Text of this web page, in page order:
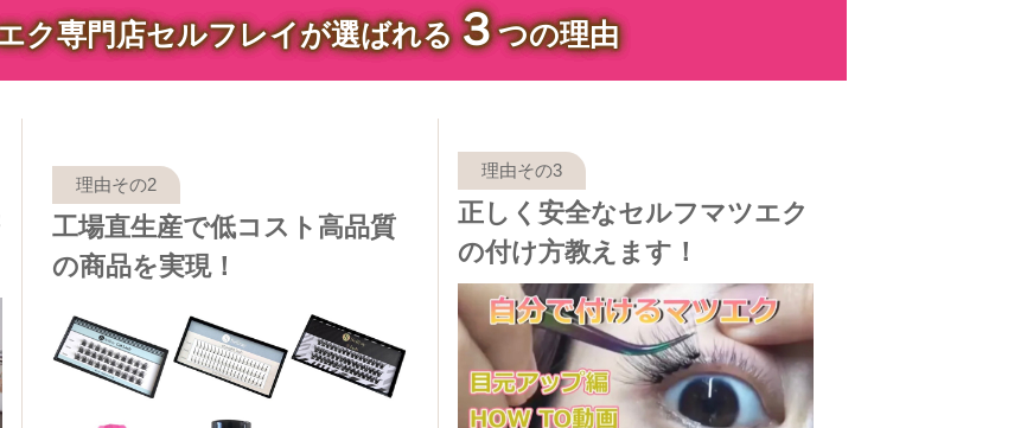
ク専門店セルフレイが選ばれる３つの理由
工場直生産で低コスト高品質
の商品を実現！
正しく安全なセルフマツエク
の付け方教えます！